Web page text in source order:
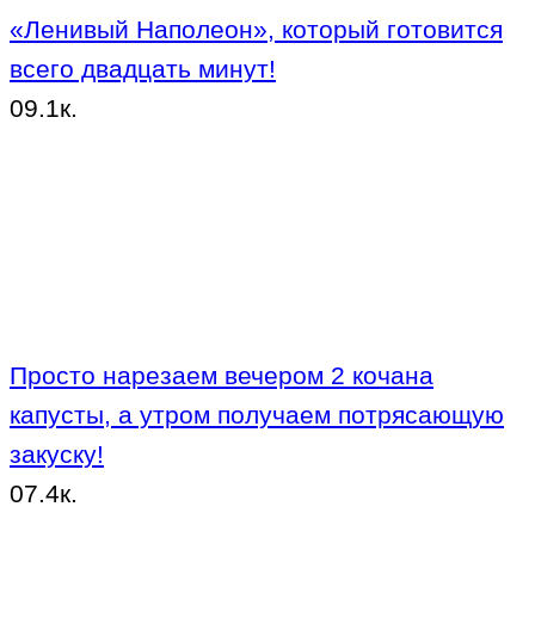
«Ленивый Наполеон», который готовится
всего двадцать минут!
09.1к.
Просто нарезаем вечером 2 кочана
капусты, а утром получаем потрясающую
закуску!
07.4к.